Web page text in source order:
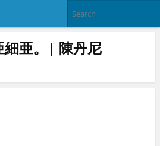
細亜。| 陳丹尼